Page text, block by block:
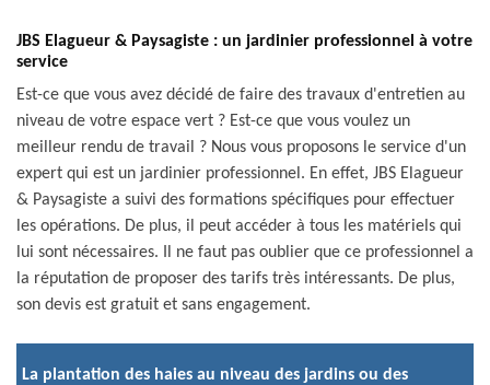
JBS Elagueur & Paysagiste : un jardinier professionnel à votre
service
Est-ce que vous avez décidé de faire des travaux d'entretien au
niveau de votre espace vert ? Est-ce que vous voulez un
meilleur rendu de travail ? Nous vous proposons le service d'un
expert qui est un jardinier professionnel. En effet, JBS Elagueur
& Paysagiste a suivi des formations spécifiques pour effectuer
les opérations. De plus, il peut accéder à tous les matériels qui
lui sont nécessaires. Il ne faut pas oublier que ce professionnel a
la réputation de proposer des tarifs très intéressants. De plus,
son devis est gratuit et sans engagement.
La plantation des haies au niveau des jardins ou des